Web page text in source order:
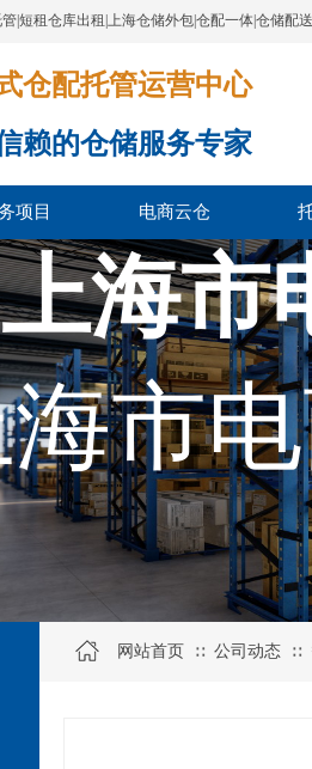
|短租仓库出租|上海仓储外包|仓配一体|仓储配
仓配托管运营中心​​​​​​​​​​​​​​​​​
赖的仓储服务专家
项目 电商云仓
上海市
市
网站首页 ∷ 公司动态 ∷